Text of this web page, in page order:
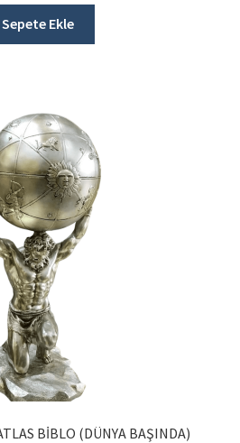
Sepete Ekle
BİBLO (DÜNYA BAŞINDA)